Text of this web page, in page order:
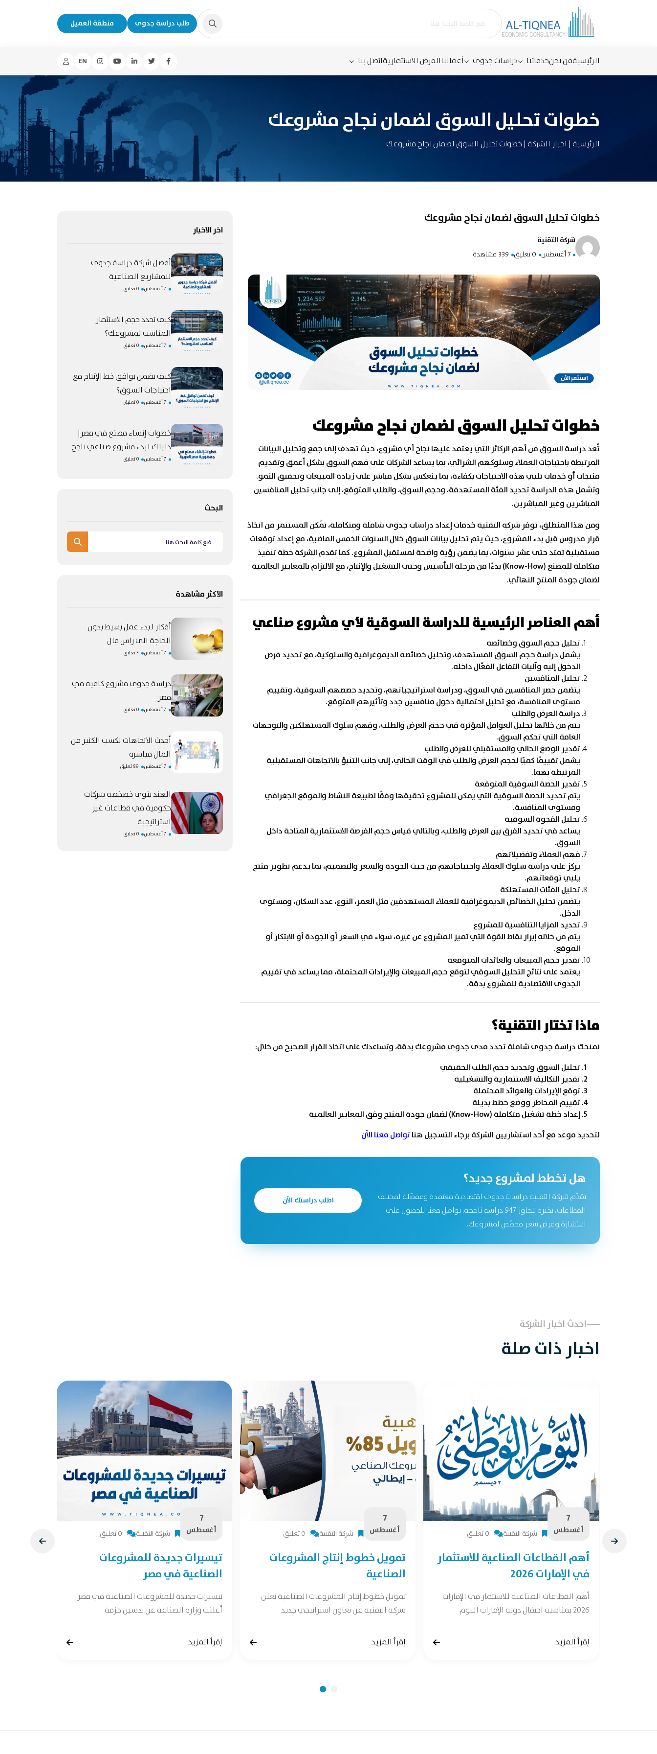
طلب دراسة جدوى منطقة العميل
الرئيسيةمن نحنخدماتنا دراسات جدوى أعمالناالفرص الاستثماريةاتصل بنا EN
خطوات تحليل السوق لضمان نجاح مشروعك
الرئيسية | اخبار الشركة | خطوات تحليل السوق لضمان نجاح مشروعك
خطوات تحليل السوق لضمان نجاح مشروعك
شركة التقنية
7 أغسطس
0 تعليق 339 مشاهدة
خطوات تحليل السوق لضمان نجاح مشروعك
تُعد دراسة السوق من أهم الركائز التي يعتمد عليها نجاح أي مشروع، حيث تهدف إلى جمع وتحليل البيانات
المرتبطة باحتياجات العملاء وسلوكهم الشرائي، بما يساعد الشركات على فهم السوق بشكل أعمق وتقديم
منتجات أو خدمات تلبي هذه الاحتياجات بكفاءة، بما ينعكس بشكل مباشر على زيادة المبيعات وتحقيق النمو.
وتشمل هذه الدراسة تحديد الفئة المستهدفة، وحجم السوق، والطلب المتوقع، إلى جانب تحليل المنافسين
المباشرين وغير المباشرين.
ومن هذا المنطلق، توفر شركة التقنية خدمات إعداد دراسات جدوى شاملة ومتكاملة، تُمكن المستثمر من اتخاذ
قرار مدروس قبل بدء المشروع، حيث يتم تحليل بيانات السوق خلال السنوات الخمس الماضية، مع إعداد توقعات
مستقبلية تمتد حتى عشر سنوات، بما يضمن رؤية واضحة لمستقبل المشروع. كما تقدم الشركة خطة تنفيذ
متكاملة للمصنع (Know-How) بدءًا من مرحلة التأسيس وحتى التشغيل والإنتاج، مع الالتزام بالمعايير العالمية
لضمان جودة المنتج النهائي.
أهم العناصر الرئيسية للدراسة السوقية لأي مشروع صناعي
تحليل حجم السوق وخصائصه
يشمل دراسة حجم السوق المستهدف، وتحليل خصائصه الديموغرافية والسلوكية، مع تحديد فرص
الدخول إليه وآليات التفاعل الفعّال داخله.
تحليل المنافسين
يتضمن حصر المنافسين في السوق، ودراسة استراتيجياتهم، وتحديد حصصهم السوقية، وتقييم
مستوى المنافسة، مع تحليل احتمالية دخول منافسين جدد وتأثيرهم المتوقع.
دراسة العرض والطلب
يتم من خلالها تحليل العوامل المؤثرة في حجم العرض والطلب، وفهم سلوك المستهلكين والتوجهات
العامة التي تحكم السوق.
تقدير الوضع الحالي والمستقبلي للعرض والطلب
يشمل تقييمًا كميًا لحجم العرض والطلب في الوقت الحالي، إلى جانب التنبؤ بالاتجاهات المستقبلية
المرتبطة بهما.
تقدير الحصة السوقية المتوقعة
يتم تحديد الحصة السوقية التي يمكن للمشروع تحقيقها وفقًا لطبيعة النشاط والموقع الجغرافي
ومستوى المنافسة.
تحليل الفجوة السوقية
يساعد في تحديد الفرق بين العرض والطلب، وبالتالي قياس حجم الفرصة الاستثمارية المتاحة داخل
السوق.
فهم العملاء وتفضيلاتهم
يركز على دراسة سلوك العملاء واحتياجاتهم من حيث الجودة والسعر والتصميم، بما يدعم تطوير منتج
يلبي توقعاتهم.
تحليل الفئات المستهلكة
يتضمن تحليل الخصائص الديموغرافية للعملاء المستهدفين مثل العمر، النوع، عدد السكان، ومستوى
الدخل.
تحديد المزايا التنافسية للمشروع
يتم من خلاله إبراز نقاط القوة التي تميز المشروع عن غيره، سواء في السعر أو الجودة أو الابتكار أو
الموقع.
تقدير حجم المبيعات والعائدات المتوقعة
يعتمد على نتائج التحليل السوقي لتوقع حجم المبيعات والإيرادات المحتملة، مما يساعد في تقييم
الجدوى الاقتصادية للمشروع بدقة.
ماذا تختار التقنية؟
نمنحك دراسة جدوى شاملة تحدد مدى جدوى مشروعك بدقة، وتساعدك على اتخاذ القرار الصحيح من خلال:
تحليل السوق وتحديد حجم الطلب الحقيقي
تقدير التكاليف الاستثمارية والتشغيلية
توقع الإيرادات والعوائد المحتملة
تقييم المخاطر ووضع خطط بديلة
إعداد خطة تشغيل متكاملة (Know-How) لضمان جودة المنتج وفق المعايير العالمية
لتحديد موعد مع أحد استشاريين الشركة برجاء التسجيل هنا تواصل معنا الآن
هل تخطط لمشروع جديد؟
تقدّم شركة التقنية دراسات جدوى اقتصادية معتمدة ومفصّلة لمختلف
القطاعات، بخبرة تتجاوز 947 دراسة ناجحة. تواصل معنا للحصول على
استشارة وعرض سعر مخصّص لمشروعك.
اطلب دراستك الآن
اخر الاخبار
أفضل شركة دراسة جدوى
للمشاريع الصناعية
7 أغسطس 0 تعليق
كيف تحدد حجم الاستثمار
المناسب لمشروعك؟
7 أغسطس 0 تعليق
كيف تضمن توافق خط الإنتاج مع
احتياجات السوق؟
7 أغسطس 0 تعليق
خطوات إنشاء مصنع في مصر|
دليلك لبدء مشروع صناعي ناجح
7 أغسطس 0 تعليق
البحث
الأكثر مشاهدة
أفكار لبدء عمل بسيط بدون
الحاجة الى راس مال
7 أغسطس 3 تعليق
دراسة جدوى مشروع كافيه في
مصر
7 أغسطس 0 تعليق
أحدث الاتجاهات لكسب الكثير من
المال مباشرة
7 أغسطس 89 تعليق
الهند تنوي خصخصة شركات
حكومية في قطاعات غير
استراتيجية
7 أغسطس 0 تعليق
احدث اخبار الشركة
اخبار ذات صلة
7
أغسطس
شركة التقنية 0 تعليق
تيسيرات جديدة للمشروعات
الصناعية في مصر
تيسيرات جديدة للمشروعات الصناعية في مصر
أعلنت وزارة الصناعة عن تدشين حزمة
إقرأ المزيد
7
أغسطس
شركة التقنية 0 تعليق
تمويل خطوط إنتاج المشروعات
الصناعية
تمويل خطوط إنتاج المشروعات الصناعية تعلن
شركة التقنية عن تعاون استراتيجي جديد
إقرأ المزيد
7
أغسطس
شركة التقنية 0 تعليق
أهم القطاعات الصناعية للاستثمار
في الإمارات 2026
أهم القطاعات الصناعية للاستثمار في الإمارات
2026 بمناسبة احتفال دولة الإمارات اليوم
إقرأ المزيد